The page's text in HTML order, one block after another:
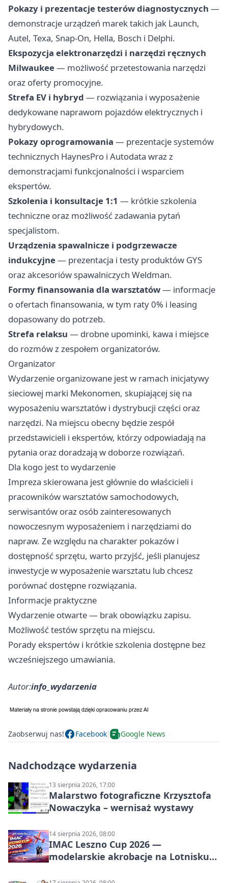
Pokazy i prezentacje testerów diagnostycznych —
demonstracje urządzeń marek takich jak Launch,
Autel, Texa, Snap-On, Hella, Bosch i Delphi.
Ekspozycja elektronarzędzi i narzędzi ręcznych
Milwaukee— możliwość przetestowania narzędzi
oraz oferty promocyjne.
Strefa EV i hybryd — rozwiązania i wyposażenie
dedykowane naprawom pojazdów elektrycznych i
hybrydowych.
Pokazy oprogramowania — prezentacje systemów
technicznych HaynesPro i Autodata wraz z
demonstracjami funkcjonalności i wsparciem
ekspertów.
Szkolenia i konsultacje 1:1 — krótkie szkolenia
techniczne oraz możliwość zadawania pytań
specjalistom.
Urządzenia spawalnicze i podgrzewacze
indukcyjne— prezentacja i testy produktów GYS
oraz akcesoriów spawalniczych Weldman.
Formy finansowania dla warsztatów— informacje
o ofertach finansowania, w tym raty 0% i leasing
dopasowany do potrzeb.
Strefa relaksu — drobne upominki, kawa i miejsce
do rozmów z zespołem organizatorów.
Organizator
Wydarzenie organizowane jest w ramach inicjatywy
sieciowej marki Mekonomen, skupiającej się na
wyposażeniu warsztatów i dystrybucji części oraz
narzędzi. Na miejscu obecny będzie zespół
przedstawicieli i ekspertów, którzy odpowiadają na
pytania oraz doradzają w doborze rozwiązań.
Dla kogo jest to wydarzenie
Impreza skierowana jest głównie do właścicieli i
pracowników warsztatów samochodowych,
serwisantów oraz osób zainteresowanych
nowoczesnym wyposażeniem i narzędziami do
napraw. Ze względu na charakter pokazów i
dostępność sprzętu, warto przyjść, jeśli planujesz
inwestycje w wyposażenie warsztatu lub chcesz
porównać dostępne rozwiązania.
Informacje praktyczne
Wydarzenie otwarte — brak obowiązku zapisu.
Możliwość testów sprzętu na miejscu.
Porady ekspertów i krótkie szkolenia dostępne bez
wcześniejszego umawiania.
Autor:info_wydarzenia
Zaobserwuj nas! Facebook Google News
Nadchodzące wydarzenia
13 sierpnia 2026, 17:00
Malarstwo fotograficzne Krzysztofa
Nowaczyka – wernisaż wystawy
14 sierpnia 2026, 08:00
IMAC Leszno Cup 2026 —
modelarskie akrobacje na Lotnisku